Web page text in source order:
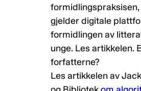
gjelder digitale
formidlingen av
unge. Les artikkelen.
forfatterne?
Les artikkelen av